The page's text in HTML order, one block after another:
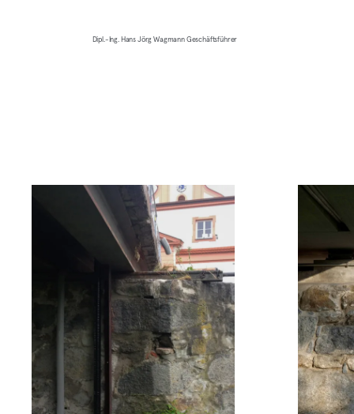
Dipl.-Ing. Hans Jörg Wagmann Geschäftsführer